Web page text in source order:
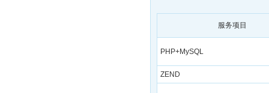
服务项目
PHP+MySQL
ZEND